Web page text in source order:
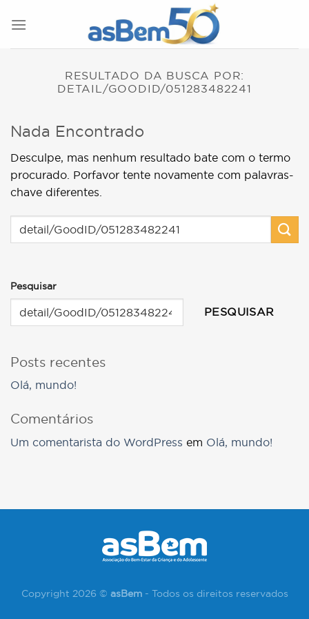
RESULTADO DA BUSCA POR:
DETAIL/GOODID/051283482241
Nada Encontrado
Desculpe, mas nenhum resultado bate com o termo
procurado. Porfavor tente novamente com palavras-
chave diferentes.
Pesquisar
PESQUISAR
Posts recentes
Olá, mundo!
Comentários
Um comentarista do WordPress em Olá, mundo!
Copyright 2026 © asBem- Todos os direitos reservados